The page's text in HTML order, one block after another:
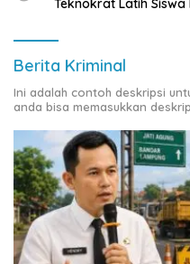
Teknokrat Latih
Berita Kriminal
Ini adalah contoh deskripsi
anda bisa memasukkan